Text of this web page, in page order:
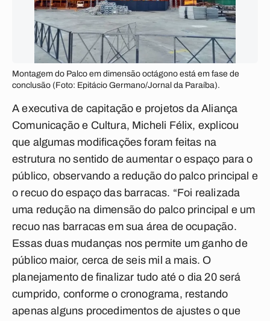
Montagem do Palco em dimensão octágono está em fase de
conclusão (Foto: Epitácio Germano/Jornal da Paraíba).
A executiva de capitação e projetos da Aliança
Comunicação e Cultura, Micheli Félix, explicou
que algumas modificações foram feitas na
estrutura no sentido de aumentar o espaço para o
público, observando a redução do palco principal e
o recuo do espaço das barracas. “Foi realizada
uma redução na dimensão do palco principal e um
recuo nas barracas em sua área de ocupação.
Essas duas mudanças nos permite um ganho de
público maior, cerca de seis mil a mais. O
planejamento de finalizar tudo até o dia 20 será
cumprido, conforme o cronograma, restando
apenas alguns procedimentos de ajustes o que